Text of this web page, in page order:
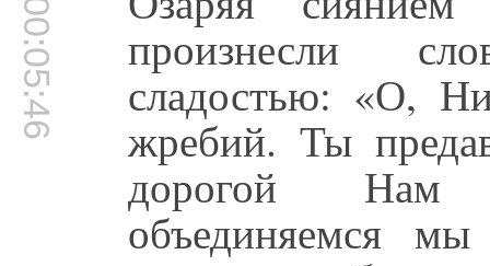
00:05:46 произнесли
сладостью: «О,
жребий. Ты
дорогой Нам
объединяемся